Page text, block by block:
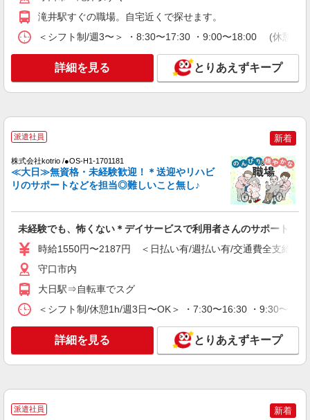
派遣社員
株式会社kotrio /●KT-H-2092870
NEW
レア！【滝井駅】就労支援施設で軽作業の見
守りなど＊未経験OK
時給1400円〜 ＜日払い有/週払い有/交通費全
守口市＜滝井駅すぐ＞
派遣社員 NEW
土居駅すぐ★見守り・お掃除などのシニア向
けマンションSTAFF
時給1550円〜2187円 ＜日払い有/週払い有/交
通費全支給(ガソリン代含む)＞
キープ 詳細を見る
株式会社kotrio /●KT-H-2092946
NEW
≪土居駅≫未経験でも簡単！介護業務少なめ
滝井駅すぐの職場。自宅近くで探せます。
＜シフト制/週3〜＞ ・8:30〜17:30 ・9:00〜18:00 (休憩1h
詳細を見る とりあえずキープ
派遣社員 新着
株式会社kotrio /●OS-H1-1701181
≪大日≫無資格・未経験歓迎！＊送迎やリハビ
リのサポートなどを担当◎難しいこと無し♪
未経験でも、怖くない＊デイサービスで利用者さんのサポート！
時給1550円〜2187円 ＜日払い有/週払い有/交通費全支給(ガ
守口市内
大日駅⇒自転車でスグ
＜シフト制/休憩1h/週3日〜OK＞ ・7:30〜16:30 ・9:30〜
詳細を見る とりあえずキープ
派遣社員 新着